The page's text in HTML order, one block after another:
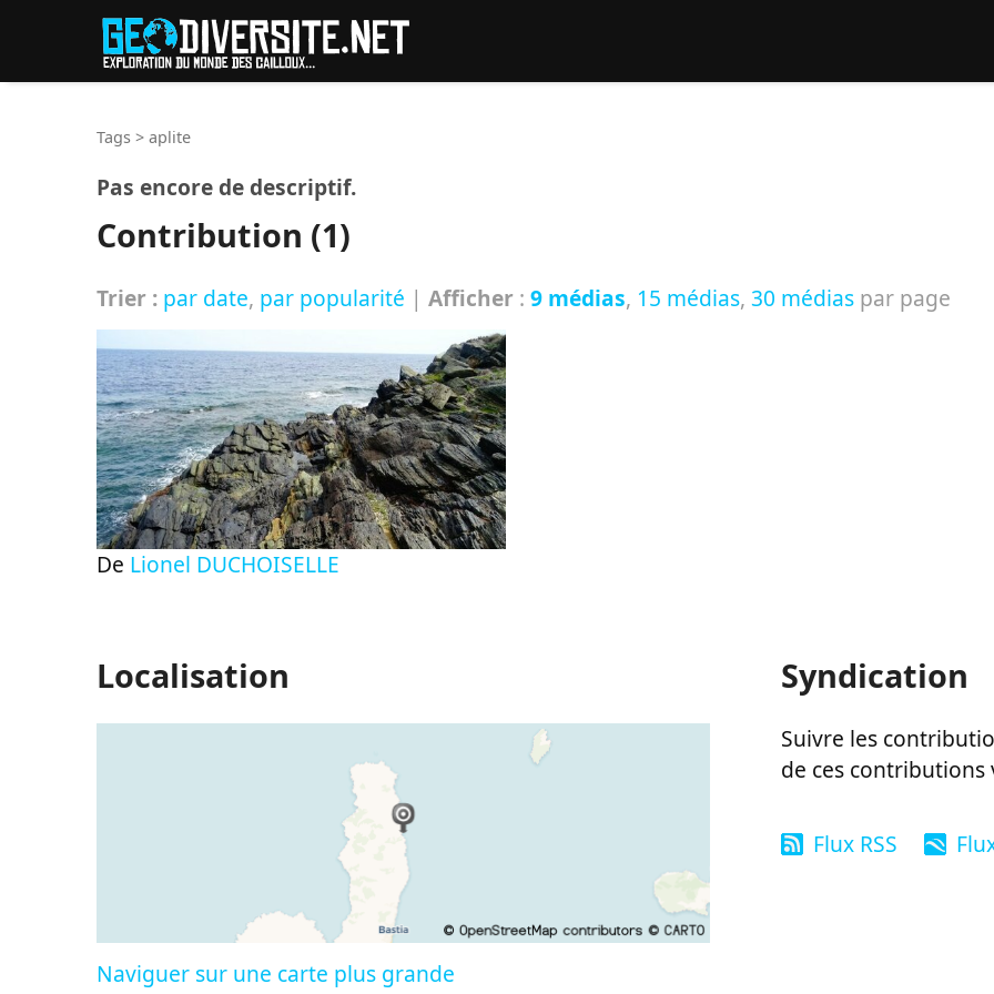
Tags > aplite
Pas encore de descriptif.
Contribution (1)
Trier : par date, par popularité | Afficher : 9 médias, 15 médias, 30 médias par page
De Lionel DUCHOISELLE
Localisation
Naviguer sur une carte plus grande
Syndication
Suivre les
de ces
Flux RSS